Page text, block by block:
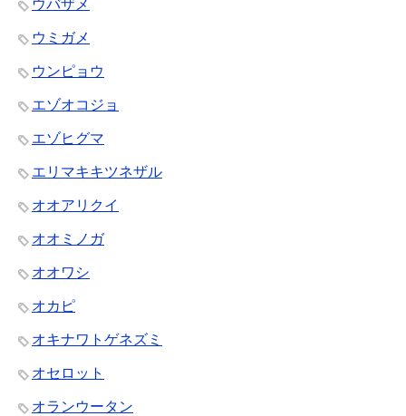
ウバザメ
ウミガメ
ウンピョウ
エゾオコジョ
エゾヒグマ
エリマキキツネザル
オオアリクイ
オオミノガ
オオワシ
オカピ
オキナワトゲネズミ
オセロット
オランウータン